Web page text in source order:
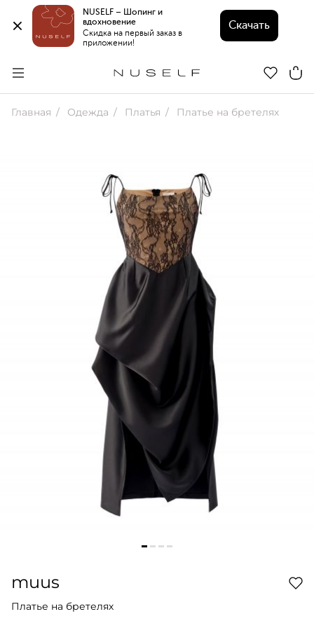
NUSELF – Шопинг и
вдохновение
Скидка на первый заказ в
приложении!
Скачать
Главная Одежда Платья Платье на бретелях
muus
Платье на бретелях